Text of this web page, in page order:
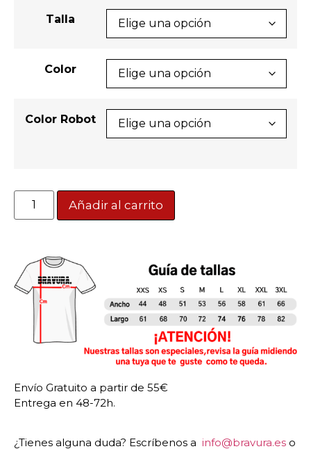
Talla
Color
Color Robot
Añadir al carrito
Envío Gratuito a partir de 55€
Entrega en 48-72h.
¿Tienes alguna duda? Escríbenos a info@bravura.es o